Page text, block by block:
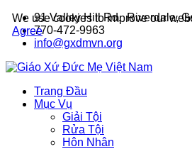
91 Valley Hill Rd. Riverdale,
770-472-9963
info@gxdmvn.org
Trang Đầu
Mục Vụ
Giải Tội
Rửa Tội
Hôn Nhân
We use cookies to improve our
Agree